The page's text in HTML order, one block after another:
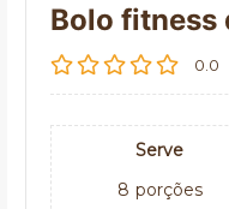
Bolo fitness
0.0
Serve
8 porções